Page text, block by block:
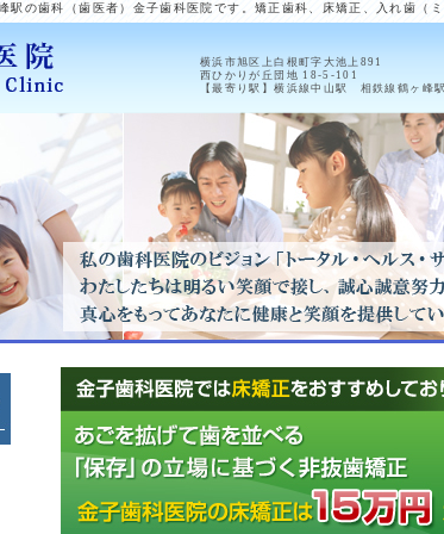
駅の歯科（歯医者）金子歯科医院です。矯正歯科、床矯正、入れ歯（
横浜市旭区上白根町字大池上891
西ひかりが丘団地 18-5-101
【最寄り駅】横浜線中山 駅 相鉄線 鶴ヶ峰駅